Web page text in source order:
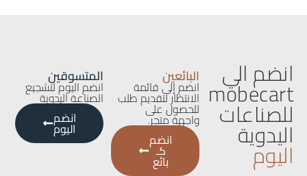
انضم الي
mobecart
للصناعات
اليدوية
اليوم
البائعين
انضم إلى قائمة
الانتظار لتقديم طلب
للحصول على
واجهة متجر.
انضم
كـ
بائع
المتسوقين
انضم اليوم لتشجيع
الصناعة اليدوية
انضم
اليوم